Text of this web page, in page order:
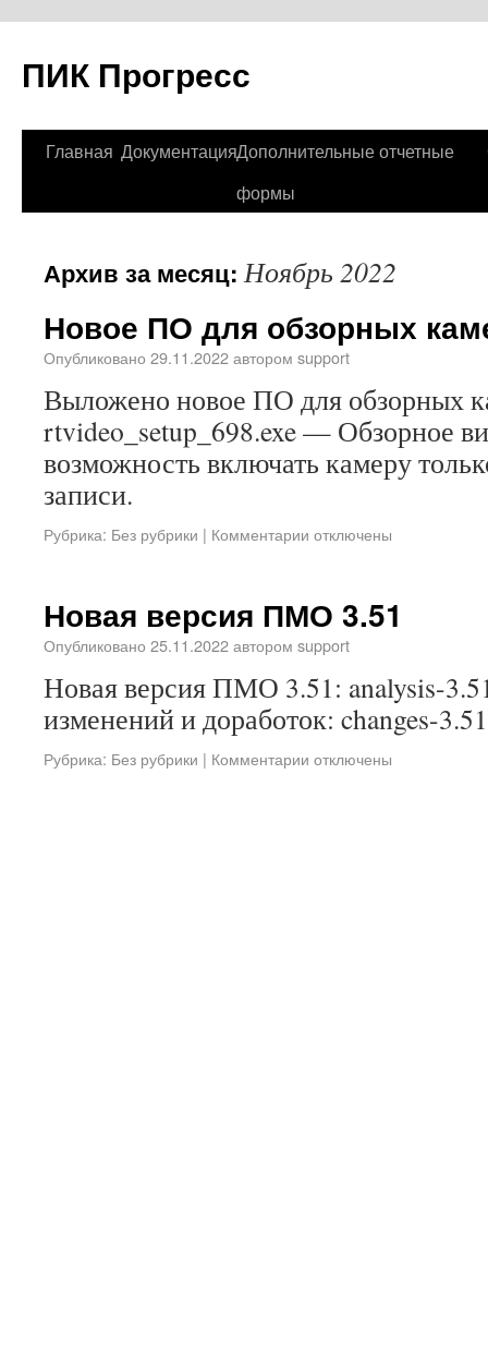
ПИК Прогресс
Главная ДокументацияДополнительные отчетные
формы
Архив за месяц:Ноябрь 2022
Новое ПО для обзорных
Опубликовано 29.11.2022автором support
Выложено новое ПО для обзорных
rtvideo_setup_698.exe — Обзорное
возможность включать камеру
записи.
Рубрика: Без рубрики | Комментарии отключены
Новая версия ПМО 3.51
Опубликовано 25.11.2022автором support
Новая версия ПМО 3.51: analysis-
изменений и доработок: changes-
Рубрика: Без рубрики | Комментарии отключены